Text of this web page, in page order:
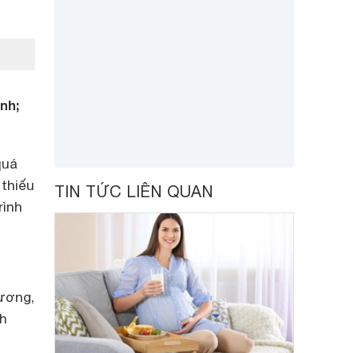
TIN TỨC LIÊN QUAN